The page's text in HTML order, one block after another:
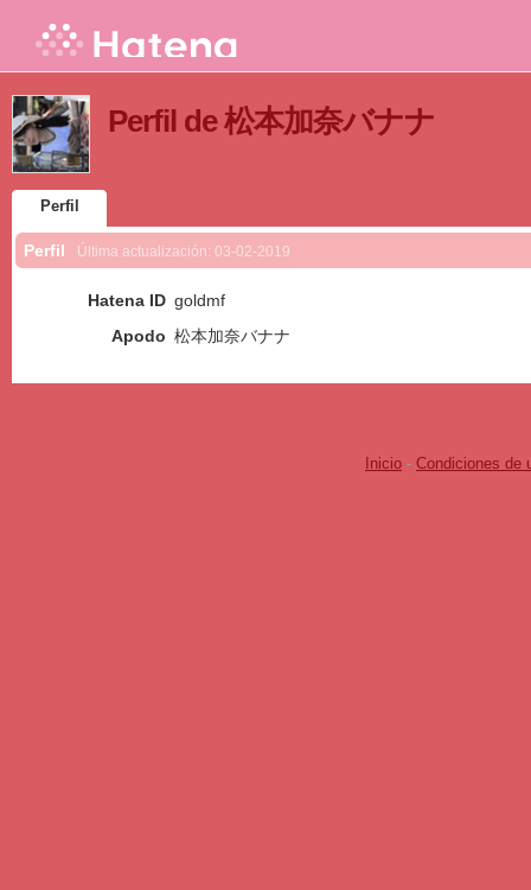
Perfil de 松本加奈バナナ
Perfil
Perfil Última actualización: 03-02-2019
Hatena ID goldmf
Apodo 松本加奈バナナ
Inicio - Condiciones de